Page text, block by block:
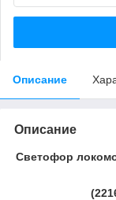
Описание
Описание
Светофор